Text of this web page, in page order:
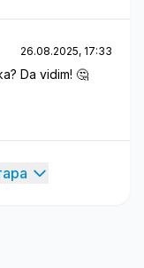
26.08.2025, 17:33
Da vidim! 🤔